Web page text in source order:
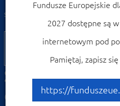
Strona główna
05
Szkolenie
działania 9.2
Fundusze Europejskie
2027 dostępne są
internetowym pod
Pamiętaj, zapisz
https://